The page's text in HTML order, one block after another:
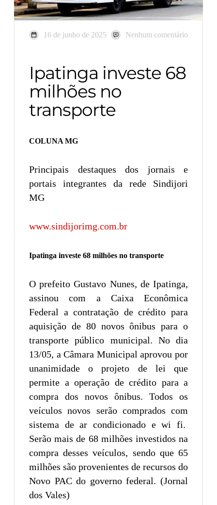
16 de junho de 2025 Nenhum comentário
Ipatinga investe 68
milhões no
transporte
COLUNA MG
Principais destaques dos jornais e
portais integrantes da rede Sindijori
MG
www.sindijorimg.com.br
Ipatinga investe 68 milhões no transporte
O prefeito Gustavo Nunes, de Ipatinga,
assinou com a Caixa Econômica
Federal a contratação de crédito para
aquisição de 80 novos ônibus para o
transporte público municipal. No dia
13/05, a Câmara Municipal aprovou por
unanimidade o projeto de lei que
permite a operação de crédito para a
compra dos novos ônibus. Todos os
veículos novos serão comprados com
sistema de ar condicionado e wi fi.
Serão mais de 68 milhões investidos na
compra desses veículos, sendo que 65
milhões são provenientes de recursos do
Novo PAC do governo federal. (Jornal
dos Vales)